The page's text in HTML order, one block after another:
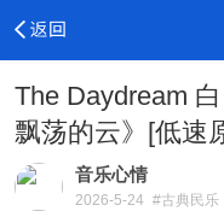
The Daydream
飘荡的云》[低速
音乐心情
2026-5-24 #古典民乐